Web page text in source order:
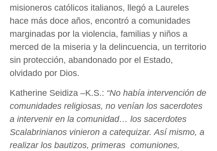
misioneros católicos italianos, llegó a Laureles
hace más doce años, encontró a comunidades
marginadas por la violencia, familias y niños a
merced de la miseria y la delincuencia, un territorio
sin protección, abandonado por el Estado,
olvidado por Dios.
Katherine Seidiza –K.S.: “No había intervención de
comunidades religiosas, no venían los sacerdotes
a intervenir en la comunidad… los sacerdotes
Scalabrinianos vinieron a catequizar. Así mismo, a
realizar los bautizos, primeras comuniones,